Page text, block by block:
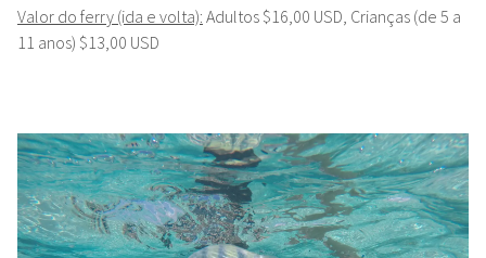
Valor do ferry (ida e volta): Adultos $16,00 USD, Crianças (de 5 a
11 anos) $13,00 USD